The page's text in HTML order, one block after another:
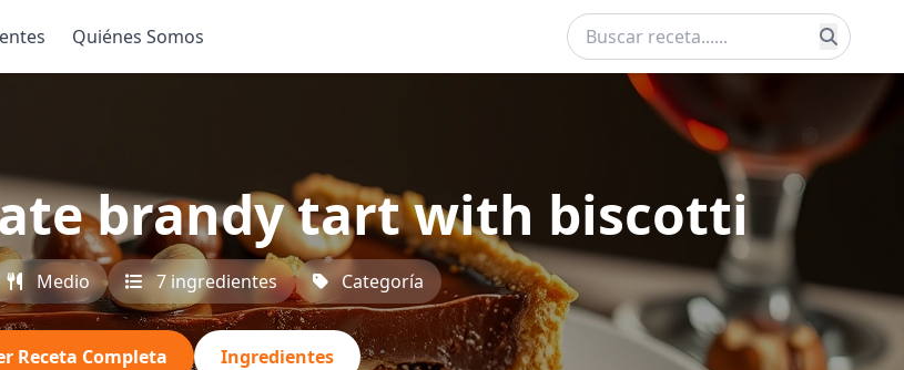
Quiénes Somos
brandy tart with biscotti
Medio 7 ingredientes Categoría
Receta Completa Ingredientes